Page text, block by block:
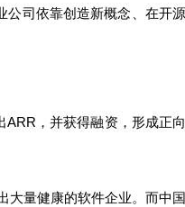
公司依靠创造新概念、在开
ARR ，并获得融资，形成正
大量健康的软件企业。而中